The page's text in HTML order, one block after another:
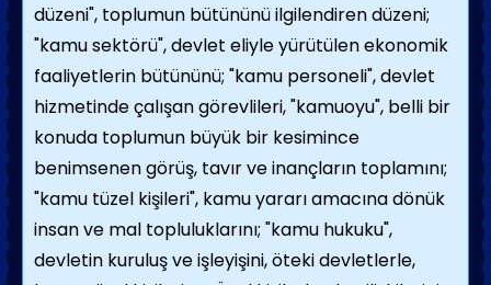
düzeni", toplumun bütününü ilgilen­diren düzeni;
"kamu sektörü", devlet eliyle yürütülen ekonomik
faaliyetlerin bütününü; "kamu personeli", devlet
hizmetinde çalışan görevlileri, "kamuoyu", belli bir
konuda toplumun büyük bir kesimince
benimsenen görüş, tavır ve inançların toplamını;
"kamu tüzel kişileri", kamu yararı amacına dönük
insan ve mal topluluklarını; "kamu hukuku",
devletin kuruluş ve işleyişini, öteki dev­letlerle,